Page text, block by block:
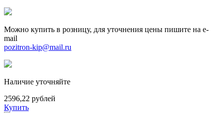
Можно купить в розницу, для уточнения цены пишите на e-
mail
pozitron-kip@mail.ru
Наличие уточняйте
2596,22 рублей
Купить